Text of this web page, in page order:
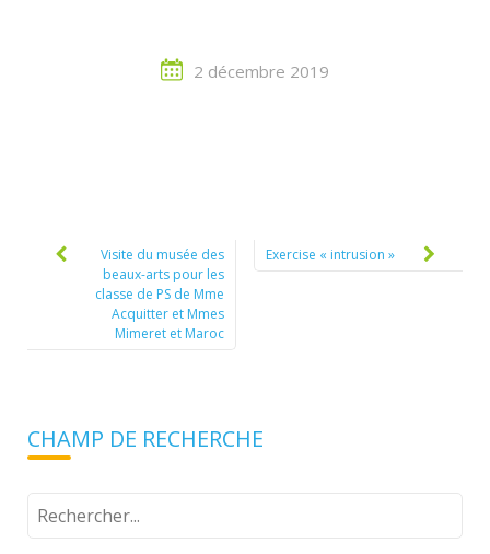
2 décembre 2019
navigationVisite du musée des
beaux-arts pour les
classe de PS de Mme
Acquitter et Mmes
Mimeret et Maroc
Exercise « intrusion »
CHAMP DE RECHERCHE
Tapez